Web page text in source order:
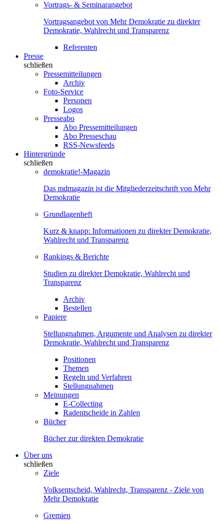
Vortrags- & Seminarangebot
Vortragsangebot von Mehr Demokratie zu direkter
Demokratie, Wahlrecht und Transparenz
Referenten
Presse
schließen
Pressemitteilungen
Archiv
Foto-Service
Personen
Logos
Presseabo
Abo Pressemitteilungen
Abo Presseschau
RSS-Newsfeeds
Hintergründe
schließen
demokratie!-Magazin
Das mdmagazin ist die Mitgliederzeitschrift von Mehr
Demokratie
Grundlagenheft
Kurz & knapp: Informationen zu direkter Demokratie,
Wahlrecht und Transparenz
Rankings & Berichte
Studien zu direkter Demokratie, Wahlrecht und
Transparenz
Archiv
Bestellen
Papiere
Stellungnahmen, Argumente und Analysen zu direkter
Demokratie, Wahlrecht und Transparenz
Positionen
Themen
Regeln und Verfahren
Stellungnahmen
Meinungen
E-Collecting
Radentscheide in Zahlen
Bücher
Bücher zur direkten Demokratie
Über uns
schließen
Ziele
Volksentscheid, Wahlrecht, Transparenz - Ziele von
Mehr Demokratie
Gremien